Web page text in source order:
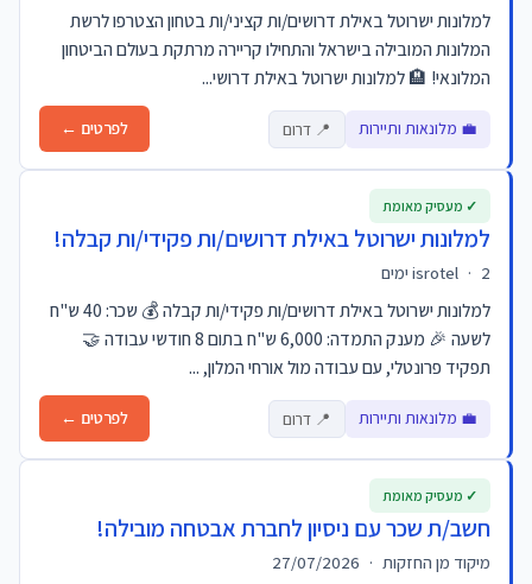
למלונות ישרוטל באילת דרושים/ות קציני/ות בטחון הצטרפו לרשת
המלונות המובילה בישראל והתחילו קריירה מרתקת בעולם הביטחון
המלונאי! 🏨 למלונות ישרוטל באילת דרושי...
💼 מלונאות ותיירות 📍 דרום לפרטים ←
למלונות ישרוטל באילת דרושים/ות פקידי/ות קבלה!
isrotel · 2 ימים
למלונות ישרוטל באילת דרושים/ות פקידי/ות קבלה 💰 שכר: 40 ש"ח
לשעה 🎉 מענק התמדה: 6,000 ש"ח בתום 8 חודשי עבודה 🤝
תפקיד פרונטלי, עם עבודה מול אורחי המלון, ...
💼 מלונאות ותיירות 📍 דרום לפרטים ←
✓ מעסיק מאומת
חשב/ת שכר עם ניסיון לחברת אבטחה מובילה!
מיקוד מן החזקות ·
✓ מעסיק מאומת